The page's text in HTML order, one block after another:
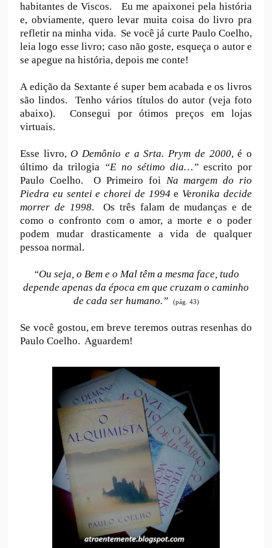
habitantes de Viscos. Eu me apaixonei pela história
e, obviamente, quero levar muita coisa do livro pra
refletir na minha vida. Se você já curte Paulo Coelho,
leia logo esse livro; caso não goste, esqueça o autor e
se apegue na história, depois me conte!
A edição da Sextante é super bem acabada e os livros
são lindos. Tenho vários títulos do autor (veja foto
abaixo). Consegui por ótimos preços em lojas
virtuais.
Esse livro,O Demônio e a Srta. Prym de 2000, é o
último da trilogia “E no sétimo dia…”escrito por
Paulo Coelho. O Primeiro foi Na margem do rio
Piedra eu sentei e chorei de 1994 e Veronika decide
morrer de 1998. Os três falam de mudanças e de
como o confronto com o amor, a morte e o poder
podem mudar drasticamente a vida de qualquer
pessoa normal.
“Ou seja, o Bem e o Mal têm a mesma face, tudo
depende apenas da época em que cruzam o caminho
de cada ser humano.”
(pág. 43)
Se você gostou, em breve teremos outras resenhas do
Paulo Coelho. Aguardem!